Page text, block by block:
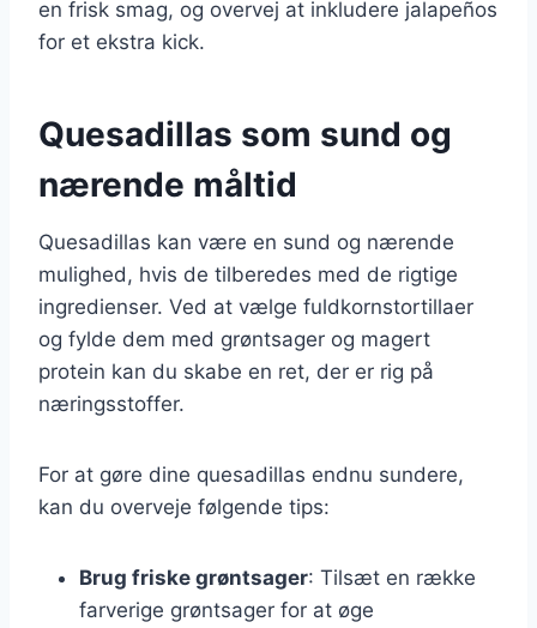
en frisk smag, og overvej at inkludere jalapeños
for et ekstra kick.
Quesadillas som sund og
nærende måltid
Quesadillas kan være en sund og nærende
mulighed, hvis de tilberedes med de rigtige
ingredienser. Ved at vælge fuldkornstortillaer
og fylde dem med grøntsager og magert
protein kan du skabe en ret, der er rig på
næringsstoffer.
For at gøre dine quesadillas endnu sundere,
kan du overveje følgende tips:
Brug friske grøntsager: Tilsæt en række
farverige grøntsager for at øge